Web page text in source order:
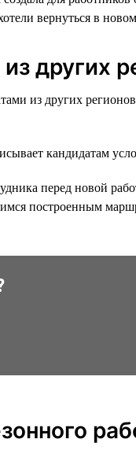
вернуться в
других
из других
кандидатам
перед новой
построенным